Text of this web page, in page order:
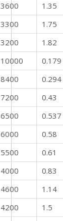
3600
1.35
3300
1.75
3200
1.82
10000
0.179
8400
0.294
7200
0.43
6500
0.537
6000
0.58
5500
0.61
4000
0.83
4600
1.14
4200
1.5